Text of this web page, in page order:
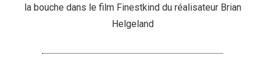
la bouche dans le film Finestkind du réalisateur Brian
Helgeland